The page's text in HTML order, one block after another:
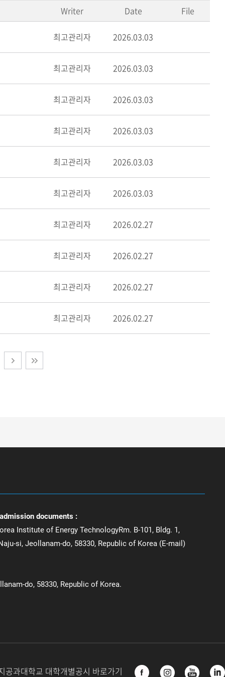
Writer Date File
최고관리자 2026.03.03
최고관리자 2026.03.03
최고관리자 2026.03.03
최고관리자 2026.03.03
최고관리자 2026.03.03
최고관리자 2026.03.03
최고관리자 2026.02.27
최고관리자 2026.02.27
최고관리자 2026.02.27
최고관리자 2026.02.27
documents :
Institute of Energy TechnologyRm. B-101, Bldg. 1,
si, Jeollanam-do, 58330, Republic of Korea (E-mail)
do, 58330, Republic of Korea.
공과대학교 대학개별공시 바로가기